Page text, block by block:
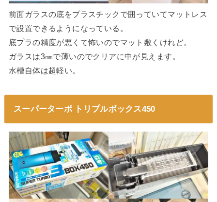
前面ガラスの底をプラスチックで囲っていてマットレス
で設置できるようになっている。
底プラの精度が悪くて怖いのでマット敷くけれど。
ガラスは3㎜で薄いのでクリアに中が見えます。
水槽自体は超軽い。
スーパーターボ トリプルボックス450